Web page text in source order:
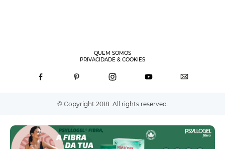
QUEM SOMOS
PRIVACIDADE & COOKIES
© Copyright 2018. All rights reserved.